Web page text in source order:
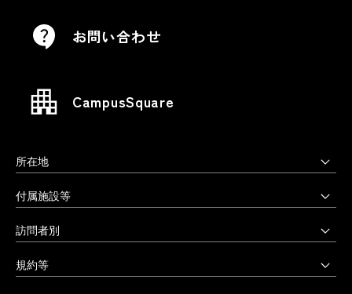
お問い合わせ
CampusSquare
所在地
上野毛キャンパス
〒158-8558 東京都世田谷区上野毛3-15-34
03-3702-1141（代）
付属施設等
多摩美術大学図書館
多摩美術大学美術館
アートテーク
訪問者別
受験生の方へ
受験上の配慮をご希望の方へ
規約等